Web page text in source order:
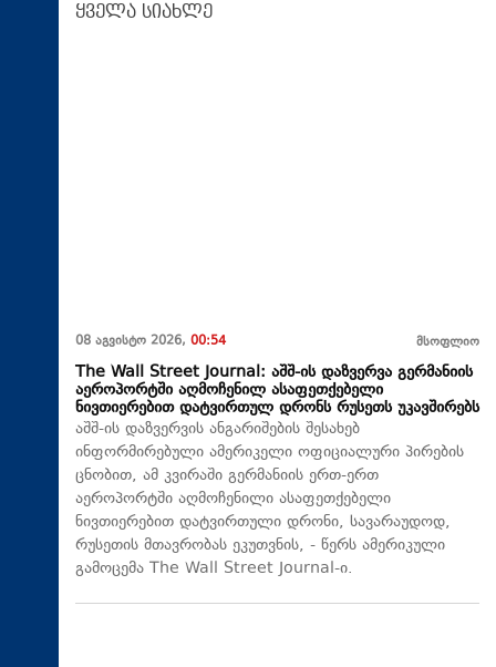
ყველა სიახლე
08 აგვისტო 2026, 00:54 მსოფლიო
The Wall Street Journal: აშშ-ის დაზვერვა გერმანიის
აეროპორტში აღმოჩენილ ასაფეთქებელი
ნივთიერებით დატვირთულ დრონს რუსეთს უკავშირებს
აშშ-ის დაზვერვის ანგარიშების შესახებ
ინფორმირებული ამერიკელი ოფიციალური პირების
ცნობით, ამ კვირაში გერმანიის ერთ-ერთ
აეროპორტში აღმოჩენილი ასაფეთქებელი
ნივთიერებით დატვირთული დრონი, სავარაუდოდ,
რუსეთის მთავრობას ეკუთვნის, - წერს ამერიკული
გამოცემა The Wall Street Journal-ი.